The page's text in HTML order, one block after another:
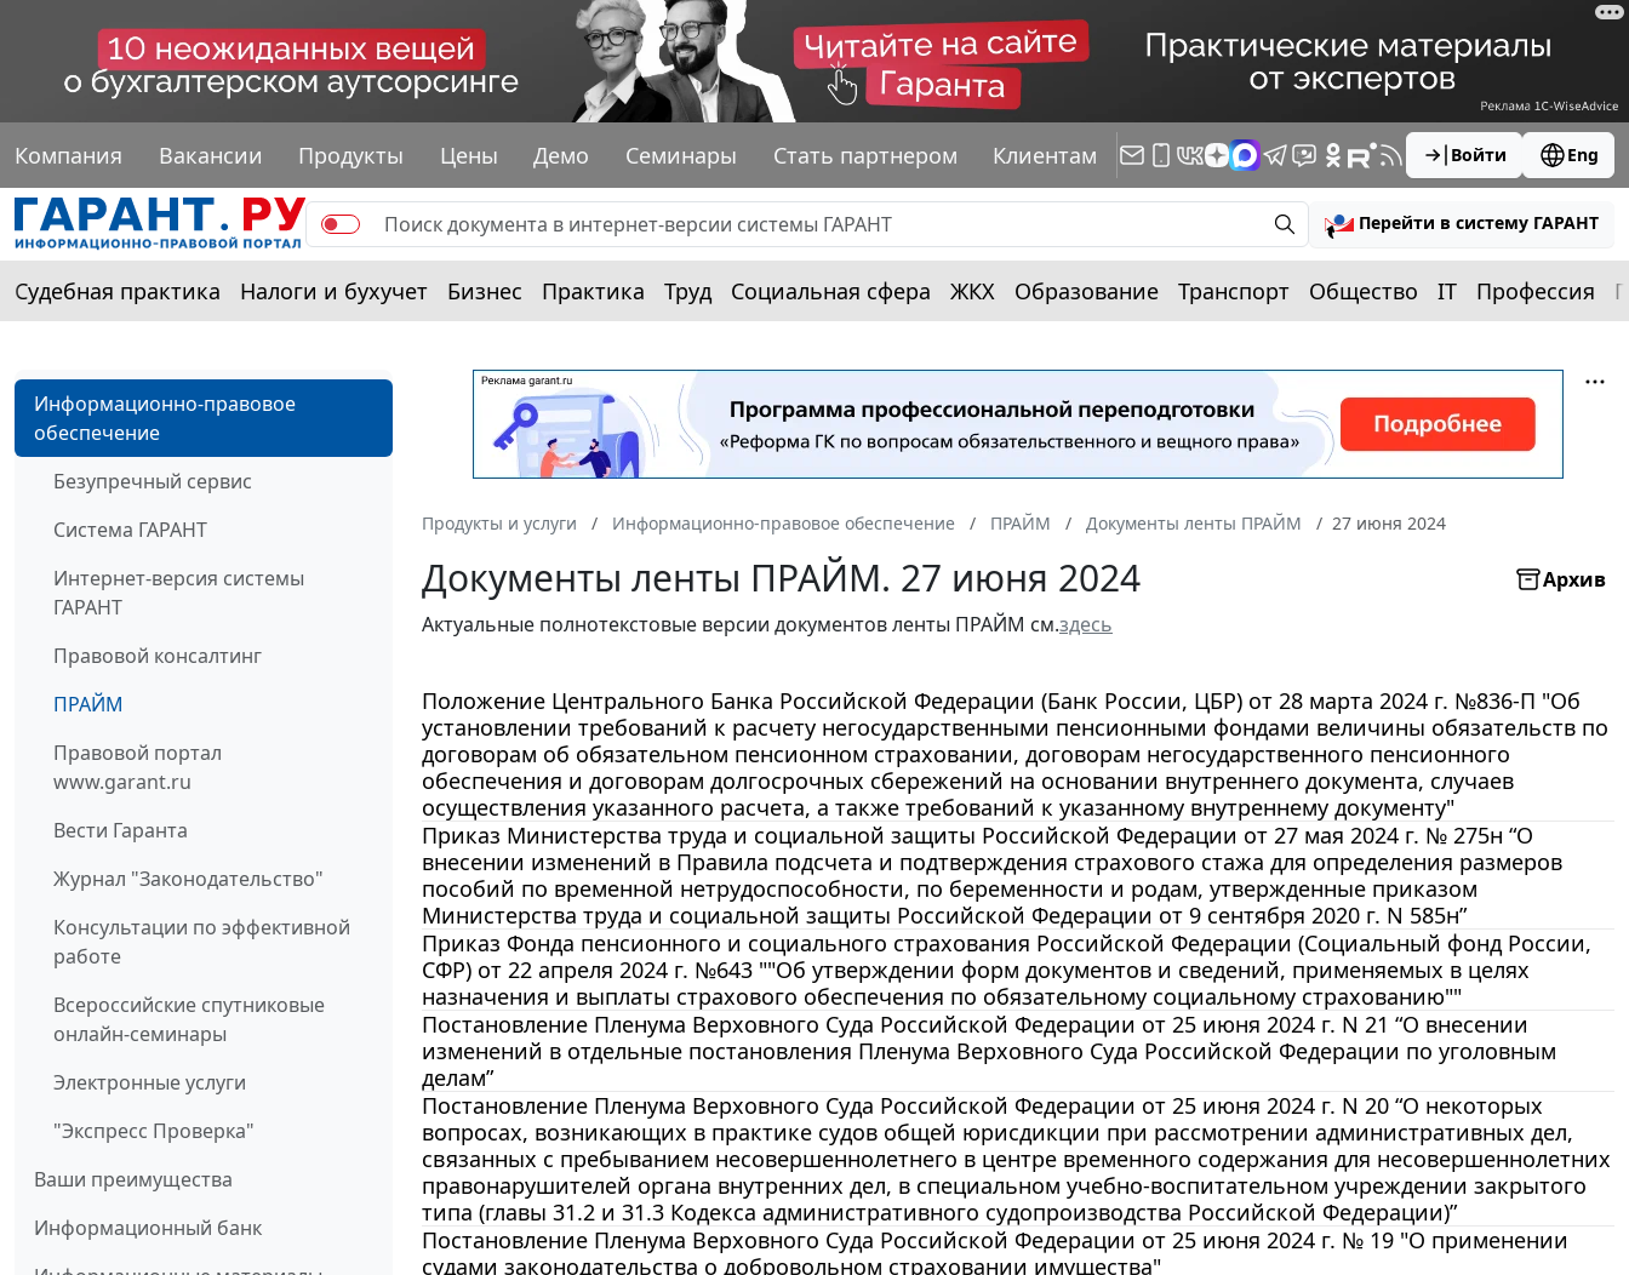
Компания Вакансии Продукты Цены Демо Семинары Стать партнером Клиентам Войти Eng
Перейти в систему ГАРАНТ
Судебная практика Налоги и бухучет Бизнес Практика Труд Социальная сфера ЖКХ Образование Транспорт Общество IT Профессия
Информационно-правовое
обеспечение
Безупречный сервис
Система ГАРАНТ
Интернет-версия системы
ГАРАНТ
Правовой консалтинг
ПРАЙМ
Правовой портал
www.garant.ru
Вести Гаранта
Журнал "Законодательство"
Консультации по эффективной
работе
Всероссийские спутниковые
онлайн-семинары
Электронные услуги
"Экспресс Проверка"
Ваши преимущества
Информационный банк
Продукты и услуги Информационно-правовое обеспечение ПРАЙМ Документы ленты ПРАЙМ 27 июня 2024
Документы ленты ПРАЙМ. 27 июня 2024
Архив
Актуальные полнотекстовые версии документов ленты ПРАЙМ см.здесь
Положение Центрального Банка Российской Федерации (Банк России, ЦБР) от 28 марта 2024 г. №836-П "Об
установлении требований к расчету негосударственными пенсионными фондами величины обязательств по
договорам об обязательном пенсионном страховании, договорам негосударственного пенсионного
обеспечения и договорам долгосрочных сбережений на основании внутреннего документа, случаев
осуществления указанного расчета, а также требований к указанному внутреннему документу"
Приказ Министерства труда и социальной защиты Российской Федерации от 27 мая 2024 г. № 275н “О
внесении изменений в Правила подсчета и подтверждения страхового стажа для определения размеров
пособий по временной нетрудоспособности, по беременности и родам, утвержденные приказом
Министерства труда и социальной защиты Российской Федерации от 9 сентября 2020 г. N 585н”
Приказ Фонда пенсионного и социального страхования Российской Федерации (Социальный фонд России,
СФР) от 22 апреля 2024 г. №643 ""Об утверждении форм документов и сведений, применяемых в целях
назначения и выплаты страхового обеспечения по обязательному социальному страхованию""
Постановление Пленума Верховного Суда Российской Федерации от 25 июня 2024 г. N 21 “О внесении
изменений в отдельные постановления Пленума Верховного Суда Российской Федерации по уголовным
делам”
Постановление Пленума Верховного Суда Российской Федерации от 25 июня 2024 г. N 20 “О некоторых
вопросах, возникающих в практике судов общей юрисдикции при рассмотрении административных дел,
связанных с пребыванием несовершеннолетнего в центре временного содержания для несовершеннолетних
правонарушителей органа внутренних дел, в специальном учебно-воспитательном учреждении закрытого
типа (главы 31.2 и 31.3 Кодекса административного судопроизводства Российской Федерации)”
Постановление Пленума Верховного Суда Российской Федерации от 25 июня 2024 г. № 19 "О применении
судами законодательства о добровольном страховании имущества"